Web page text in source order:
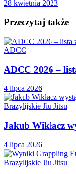
28 kwietnia 2023
Przeczytaj także
ADCC
ADCC 2026 –
4 lipca 2026
Brazylijskie Jiu Jitsu
Jakub Wikłacz
4 lipca 2026
Brazylijskie Jiu Jitsu